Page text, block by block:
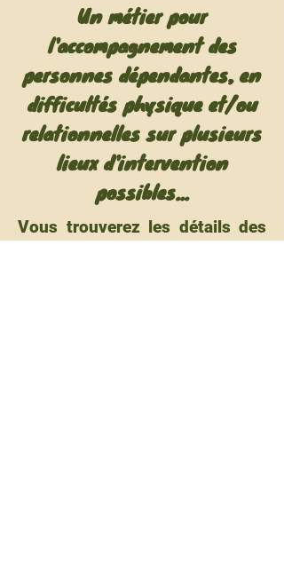
Un métier pour
l'accompagnement des
personnes dépendantes, en
difficultés physique et/ou
relationnelles sur plusieurs
lieux d'intervention
possibles...
Vous trouverez les détails des